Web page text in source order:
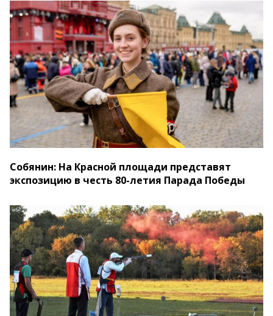
Собянин: На Красной площади представят
экспозицию в честь 80-летия Парада Победы